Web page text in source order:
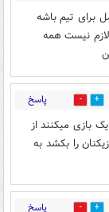
برای تیم باشه
لازم نیست همه
0 پاسخ
بازی میکنند از
را بکشد به
0 پاسخ